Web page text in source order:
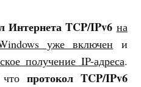
Интернета TCP/IPv6 на
уже включен и
получение IP-адреса.
протокол TCP/IPv6